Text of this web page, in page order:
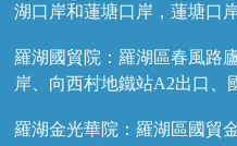
湖口岸和蓮塘口岸，蓮塘口
羅湖國貿院：羅湖區春風路
岸、向西村地鐵站A2出口、
羅湖金光華院：羅湖區國貿